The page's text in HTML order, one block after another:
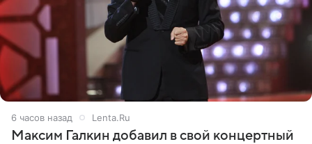
6 часов назад Lenta.Ru
Максим Галкин добавил в свой концертный